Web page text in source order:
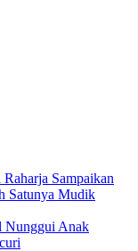
Sampaikan
Satunya Mudik
Nunggui Anak